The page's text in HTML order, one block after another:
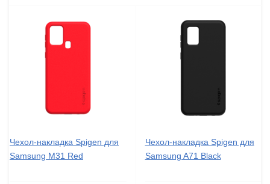
Чехол-накладка Spigen для
Samsung M31 Red
Чехол-накладка Spigen для
Samsung A71 Black